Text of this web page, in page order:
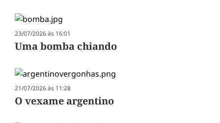
23/07/2026 às 16:01
Uma bomba chiando
21/07/2026 às 11:28
O vexame argentino